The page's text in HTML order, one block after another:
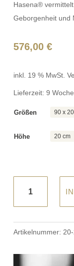
Hasena®
Geborgenheit und
576,00€
inkl. 19 % MwSt.
Lieferzeit:9
Größen
Höhe
Buche
weiß
Artikelnummer: